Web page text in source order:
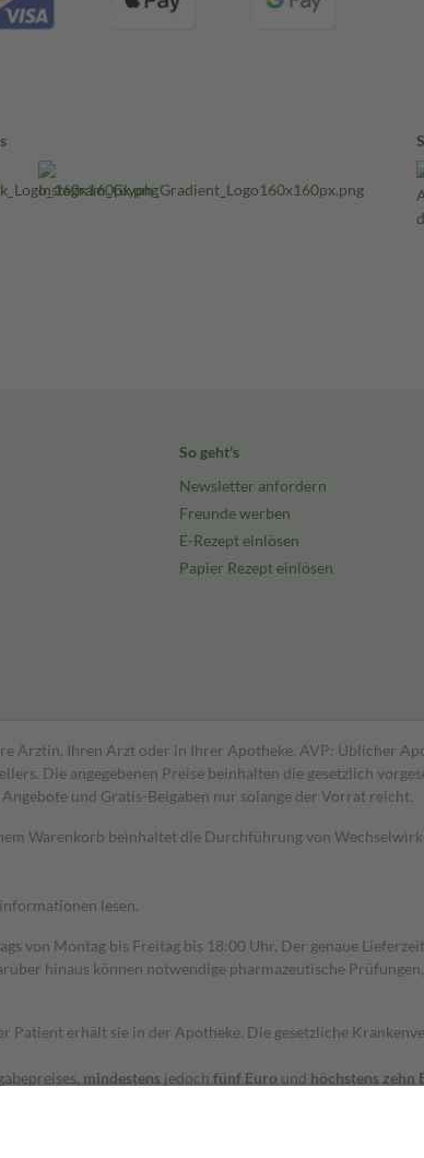
So geht's
Newsletter anfordern
Freunde werben
E-Rezept einlösen
Papier Rezept einlösen
Ärztin, Ihren Arzt oder in Ihrer Apotheke. AVP: Üblicher
Die angegebenen Preise beinhalten die gesetzlich
und Gratis-Beigaben nur solange der Vorrat reicht.
Warenkorb beinhaltet die Durchführung von
lesen.
von Montag bis Freitag bis 18:00 Uhr. Der genaue
hinaus können notwendige pharmazeutische
erhält sie in der Apotheke. Die gesetzliche
mindestens jedoch fünf Euro und höchstens zehn